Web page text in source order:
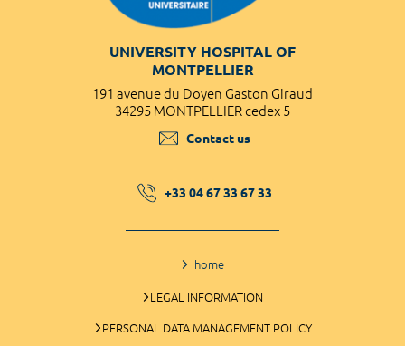
UNIVERSITY HOSPITAL OF
MONTPELLIER
191 avenue du Doyen Gaston Giraud
34295 MONTPELLIER cedex 5
Contact us
+33 04 67 33 67 33
home
LEGAL INFORMATION
PERSONAL DATA MANAGEMENT POLICY